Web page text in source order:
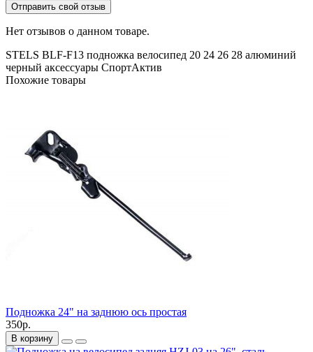
Отправить свой отзыв
Нет отзывов о данном товаре.
STELS BLF-F13 подножка велосипед 20 24 26 28 алюминий
черный аксессуары СпортАктив
Похожие товары
Подножка 24" на заднюю ось простая
350р.
В корзину